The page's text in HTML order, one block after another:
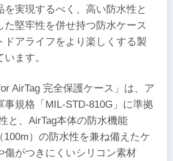
を実現するべく、高い防水性と
た堅牢性を併せ持つ防水ケース
ドアライフをより楽しくする製
ます。
AirTag 完全保護ケース」は、ア
事規格「MIL-STD-810G」に準拠
と、AirTag本体の防水機能
100m）の防水性を兼ね備えたケ
傷がつきにくいシリコン素材